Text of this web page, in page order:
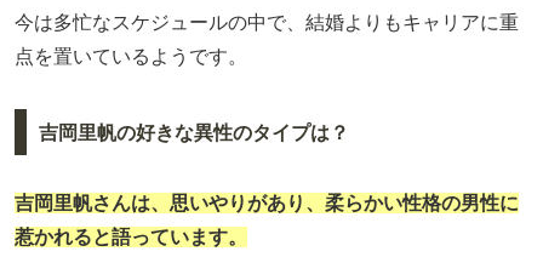
今は多忙なスケジュールの中で、結婚よりもキャリアに重
点を置いているようです。
吉岡里帆の好きな異性のタイプは？
吉岡里帆さんは、思いやりがあり、柔らかい性格の男性に
惹かれると語っています。